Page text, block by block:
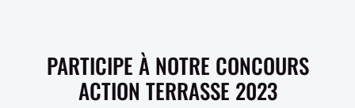
PARTICIPE À NOTRE CONCOURS
ACTION TERRASSE 2023